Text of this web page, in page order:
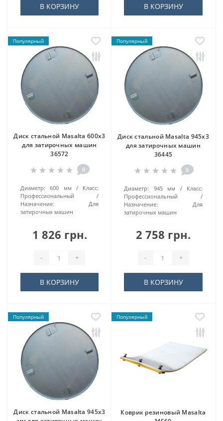
В КОРЗИНУ В КОРЗИНУ
Популярный
Диск стальной Masalta 600х3
для затирочных машин
36572
0
Диаметр: 600 мм
Класс:
Профессиональный
Назначение:
Для
затирочных машин
1 826 грн.
- +
В КОРЗИНУ
Популярный
Диск стальной Masalta 945х3
для затирочных машин
36445
0
Диаметр: 945 мм
Класс:
Профессиональный
Назначение:
Для
затирочных машин
2 758 грн.
- +
В КОРЗИНУ
Популярный
Диск стальной Masalta 945х3
Популярный
Коврик резиновый Masalta